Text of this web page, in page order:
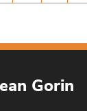
Gorin